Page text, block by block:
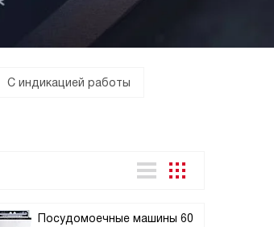
С индикацией работы
Посудомоечные машины 60